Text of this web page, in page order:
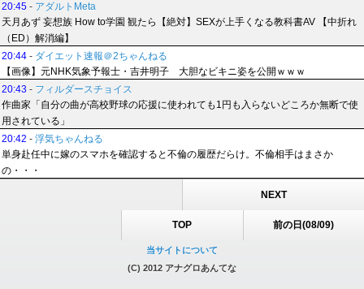
20:45 - アダルトMeta
天月あず 妄想族 How to学園 観たら【絶対】SEXが上手くなる教科書AV 【中折れ
（ED）解消編】
20:44 - ダイエット速報＠2ちゃんねる
【画像】元NHK気象予報士・吉井明子 大胆なビキニ姿を公開ｗｗｗ
20:43 - フィルダースチョイス
作曲家「自分の曲が高校野球の応援に使われても1円も入らないどころか無断で使
用されている」
20:42 - 浮気ちゃんねる
単身赴任中に嫁のスマホを確認すると不倫の履歴だらけ。不倫相手はまさか
の・・・
NEXT
TOP 前の日(08/09)
当サイトについて
(C) 2012 アナグロあんてな